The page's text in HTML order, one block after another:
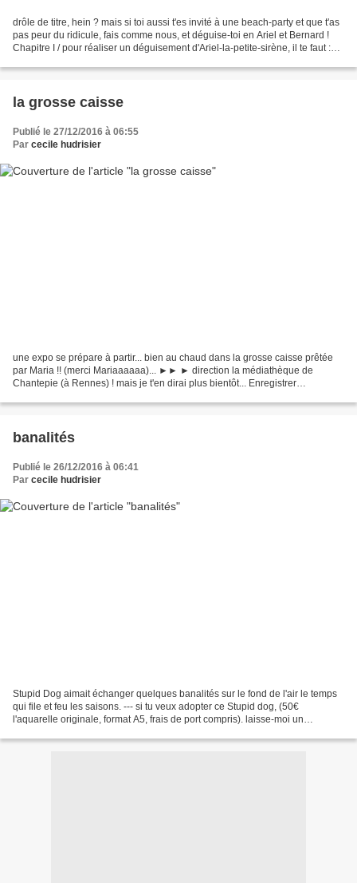
drôle de titre, hein ? mais si toi aussi t'es invité à une beach-party et que t'as
pas peur du ridicule, fais comme nous, et déguise-toi en Ariel et Bernard !
Chapitre I / pour réaliser un déguisement d'Ariel-la-petite-sirène, il te faut :
la grosse caisse
Publié le 27/12/2016 à 06:55
Par cecile hudrisier
une expo se prépare à partir... bien au chaud dans la grosse caisse prêtée
par Maria !! (merci Mariaaaaaa)... ►► ► direction la médiathèque de
Chantepie (à Rennes) ! mais je t'en dirai plus bientôt... Enregistrer
banalités
Publié le 26/12/2016 à 06:41
Par cecile hudrisier
Stupid Dog aimait échanger quelques banalités sur le fond de l'air le temps
qui file et feu les saisons. --- si tu veux adopter ce Stupid dog, (50€
l'aquarelle originale, format A5, frais de port compris). laisse-moi un